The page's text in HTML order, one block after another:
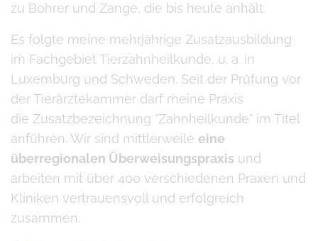
zu Bohrer und Zange, die bis heute anhält.
Es folgte meine mehrjährige Zusatzausbildung
im Fachgebiet Tierzahnheilkunde, u. a. in
Luxemburg und Schweden. Seit der Prüfung vor
der Tierärztekammer darf meine Praxis
die Zusatzbezeichnung "Zahnheilkunde" im Titel
anführen. Wir sind mittlerweile eine
überregionalen Überweisungspraxis und
arbeiten mit über 400 verschiedenen Praxen und
Kliniken vertrauensvoll und erfolgreich
zusammen.